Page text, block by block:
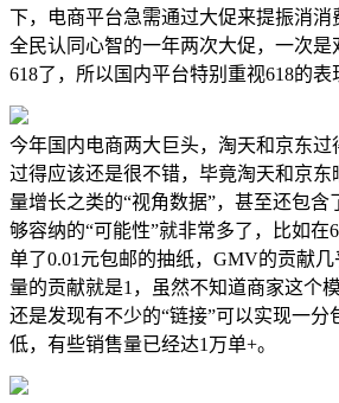
下，电商平台急需通过大促来提振消消
全民认同心智的一年两次大促，一次是
618了，所以国内平台特别重视618的表
今年国内电商两大巨头，淘天和京东
过得应该还是很不错，毕竟淘天和京
量增长之类的“视角数据”，甚至还包
够容纳的“可能性”就非常多了，比如在
单了0.01元包邮的抽纸，GMV的贡献
量的贡献就是1，虽然不知道商家这个
还是发现有不少的“链接”可以实现一分
低，有些销售量已经达1万单+。